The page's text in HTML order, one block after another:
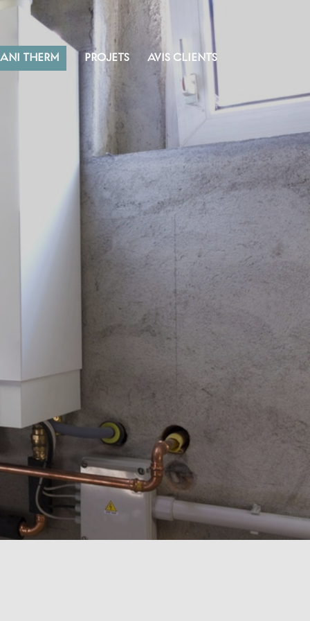
THERM PROJETS AVIS CLIENTS